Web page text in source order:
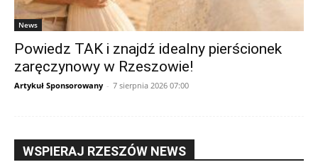
News
Powiedz TAK i znajdź idealny pierścionek
zaręczynowy w Rzeszowie!
Artykuł Sponsorowany - 7 sierpnia 2026 07:00
WSPIERAJ RZESZÓW NEWS